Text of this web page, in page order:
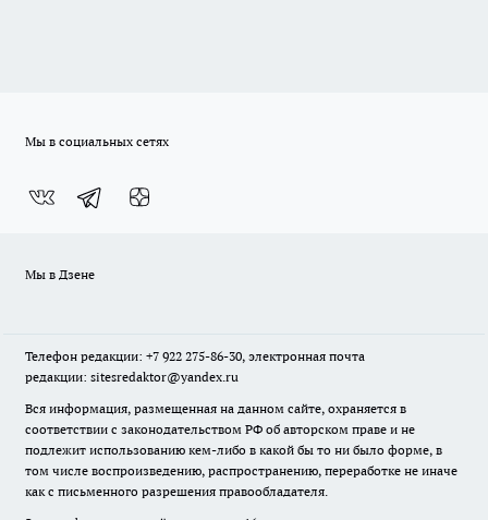
Мы в социальных сетях
Мы в Дзене
Телефон редакции: +7 922 275-86-30, электронная почта
редакции: sitesredaktor@yandex.ru
Вся информация, размещенная на данном сайте, охраняется в
соответствии с законодательством РФ об авторском праве и не
подлежит использованию кем-либо в какой бы то ни было форме, в
том числе воспроизведению, распространению, переработке не иначе
как с письменного разрешения правообладателя.